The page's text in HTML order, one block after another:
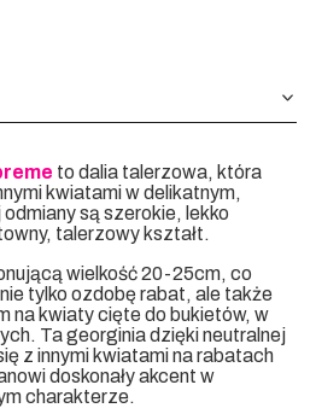
to dalia talerzowa, która
kwiatami w delikatnym,
odmiany są szerokie, lekko
talerzowy kształt.
wielkość 20-25cm, co
tylko ozdobę rabat, ale także
na kwiaty cięte do bukietów, w
Ta georginia dzięki neutralnej
z innymi kwiatami na rabatach
doskonały akcent w
charakterze.